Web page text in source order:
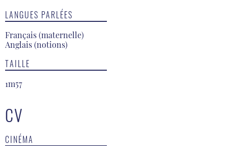
LANGUES PARLÉES
Français (maternelle)
Anglais (notions)
TAILLE
1m57
CV
CINÉMA